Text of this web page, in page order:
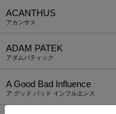
ACANTHUS
アカンサス
ADAM PATEK
アダムパティック
A Good Bad Influence
ア グッド バッド インフルエンス